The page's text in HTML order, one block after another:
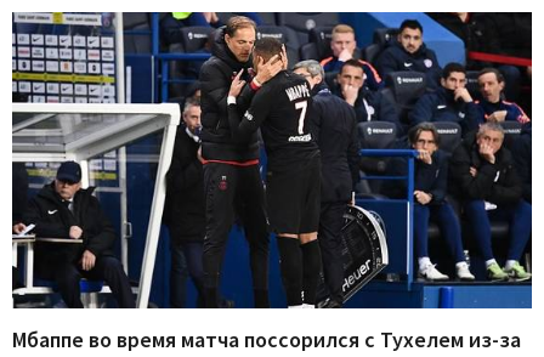
Мбаппе во время матча поссорился с Тухелем из-за